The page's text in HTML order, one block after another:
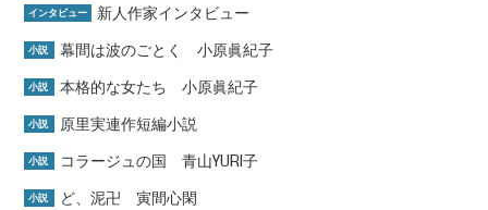
インタビュー 新人作家インタビュー
小説 幕間は波のごとく 小原眞紀子
小説 本格的な女たち 小原眞紀子
小説 原里実連作短編小説
小説 コラージュの国 青山YURI子
小説 ど、泥卍 寅間心閑